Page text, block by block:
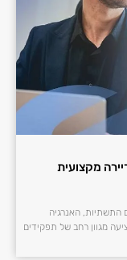
מקצועית
האנרגיה
מגוון רחב של תפקידים